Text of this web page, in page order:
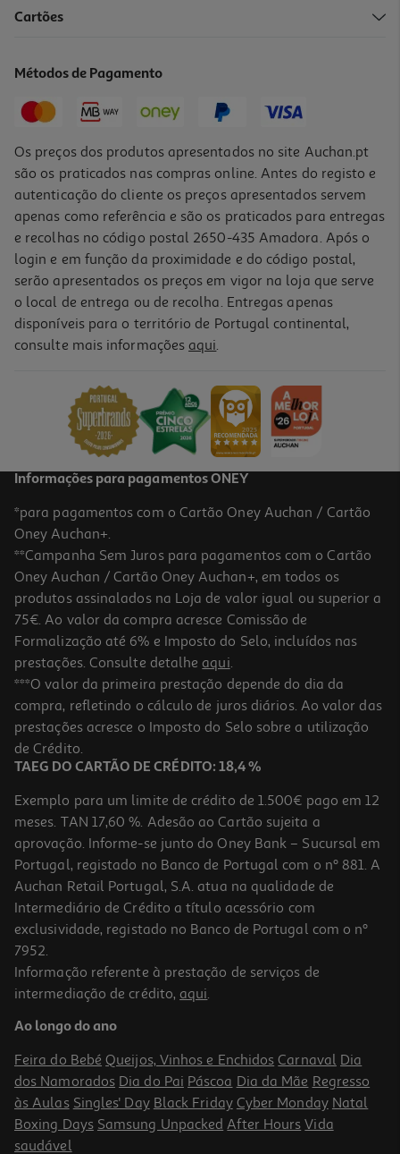
Preservativos Durex Natural 12un
Preservativos Durex Mutual Climax 12un
0.83 €/un
9,98 €
Preservativos Hot Passion Control 10 Unid
0.85 €/un
8,45 €
Cartões
Métodos de Pagamento
Os preços dos produtos apresentados no site Auchan.pt
são os praticados nas compras online. Antes do registo e
autenticação do cliente os preços apresentados servem
apenas como referência e são os praticados para entregas
e recolhas no código postal 2650-435 Amadora. Após o
login e em função da proximidade e do código postal,
serão apresentados os preços em vigor na loja que serve
o local de entrega ou de recolha. Entregas apenas
disponíveis para o território de Portugal continental,
consulte mais informações aqui.
Informações para pagamentos ONEY
*para pagamentos com o Cartão Oney Auchan / Cartão
Oney Auchan+.
**Campanha Sem Juros para pagamentos com o Cartão
Oney Auchan / Cartão Oney Auchan+, em todos os
produtos assinalados na Loja de valor igual ou superior a
75€. Ao valor da compra acresce Comissão de
Formalização até 6% e Imposto do Selo, incluídos nas
prestações. Consulte detalhe aqui.
***O valor da primeira prestação depende do dia da
compra, refletindo o cálculo de juros diários. Ao valor das
prestações acresce o Imposto do Selo sobre a utilização
de Crédito.
TAEG DO CARTÃO DE CRÉDITO: 18,4 %
Exemplo para um limite de crédito de 1.500€ pago em 12
meses. TAN 17,60 %. Adesão ao Cartão sujeita a
aprovação. Informe-se junto do Oney Bank – Sucursal em
Portugal, registado no Banco de Portugal com o nº 881. A
Auchan Retail Portugal, S.A. atua na qualidade de
Intermediário de Crédito a título acessório com
exclusividade, registado no Banco de Portugal com o nº
7952.
Informação referente à prestação de serviços de
intermediação de crédito, aqui.
Ao longo do ano
Feira do Bebé Queijos, Vinhos e Enchidos Carnaval Dia
dos Namorados Dia do Pai Páscoa Dia da Mãe Regresso
às Aulas Singles' Day Black Friday Cyber Monday Natal
Boxing Days Samsung Unpacked After Hours Vida
saudável